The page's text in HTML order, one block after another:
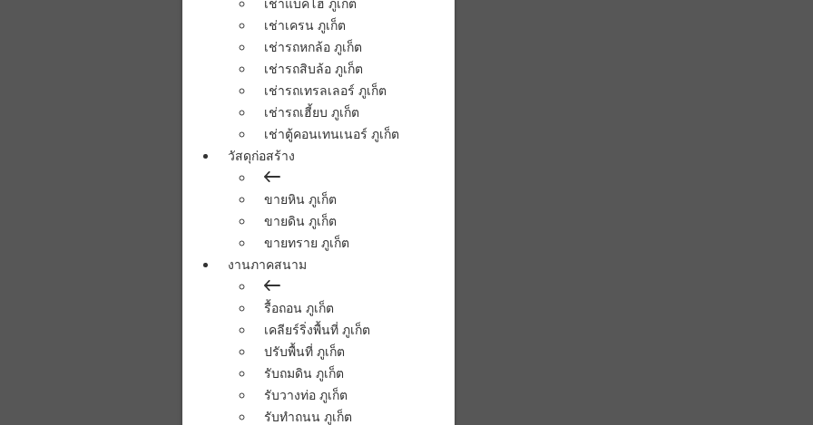
เช่าเครน ภูเก็ต
เช่ารถหกล้อ ภูเก็ต
เช่ารถสิบล้อ ภูเก็ต
เช่ารถเทรลเลอร์ ภูเก็ต
เช่ารถเฮี้ยบ ภูเก็ต
เช่าตู้คอนเทนเนอร์ ภูเก็ต
วัสดุก่อสร้าง
ขายหิน ภูเก็ต
ขายดิน ภูเก็ต
ขายทราย ภูเก็ต
งานภาคสนาม
รื้อถอน ภูเก็ต
เคลียร์ริ่งพื้นที่ ภูเก็ต
ปรับพื้นที่ ภูเก็ต
รับถมดิน ภูเก็ต
รับวางท่อ ภูเก็ต
รับทำถนน ภูเก็ต